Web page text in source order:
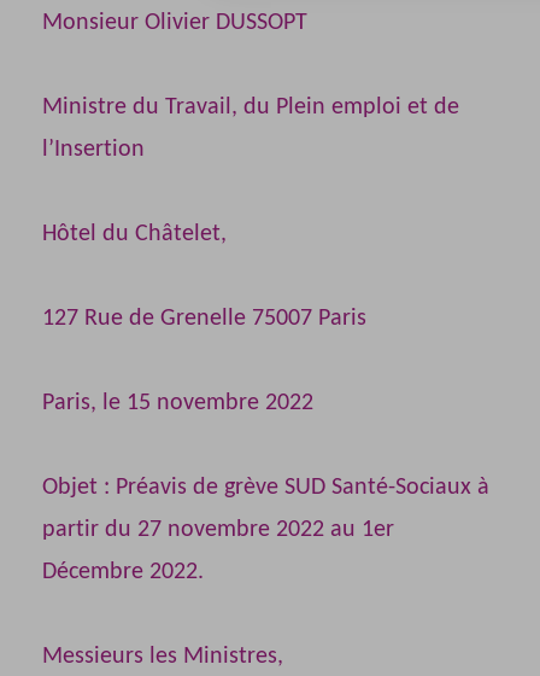
Monsieur Olivier DUSSOPT
Ministre du Travail, du Plein emploi et de
l’Insertion
Hôtel du Châtelet,
127 Rue de Grenelle 75007 Paris
Paris, le 15 novembre 2022
Objet : Préavis de grève SUD Santé-Sociaux à
partir du 27 novembre 2022 au 1er
Décembre 2022.
Messieurs les Ministres,